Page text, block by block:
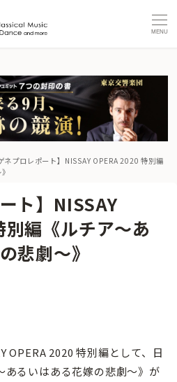
MENU
ゲネプロレポート】NISSAY OPERA 2020 特別編
ト】NISSAY
編《ルチア〜あ
悲劇〜》
2020 特別編として、日
あるいはある花嫁の悲劇〜》が